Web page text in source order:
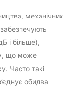
механічних
і більше),
що може
Часто такі
обидва